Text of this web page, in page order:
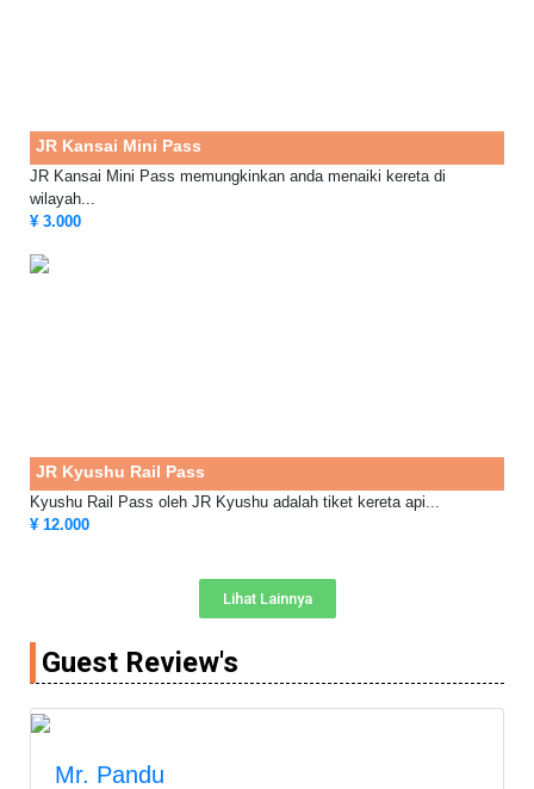
JR Kansai Mini Pass
JR Kansai Mini Pass memungkinkan anda menaiki kereta di
wilayah...
¥ 3.000
JR Kyushu Rail Pass
Kyushu Rail Pass oleh JR Kyushu adalah tiket kereta api...
¥ 12.000
Lihat Lainnya
Guest Review's
Mr. Pandu